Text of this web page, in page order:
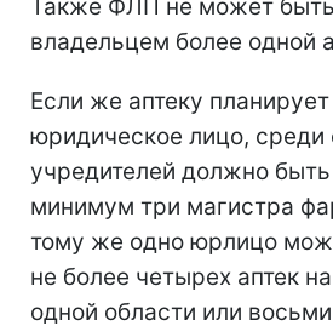
Также ФЛП не может быть
владельцем более одной
Если же аптеку
юридическое лицо, среди
учредителей должно быть
минимум три магистра
тому же одно юрлицо
не более четырех аптек
одной области или